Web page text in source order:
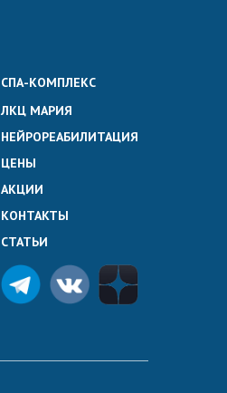
СПА-КОМПЛЕКС
ЛКЦ МАРИЯ
НЕЙРОРЕАБИЛИТАЦИЯ
ЦЕНЫ
АКЦИИ
КОНТАКТЫ
СТАТЬИ